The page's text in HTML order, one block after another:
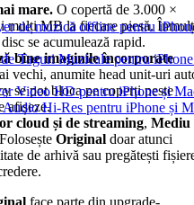
de muzică offline pentru
Taguri Muzicale pentru
Video HD pentru iPhone și
Hi-Res pentru iPhone și
mare. O copertă de 3.000 ×
mulți MB la fiecare piesă.
se acumulează rapid.
bine imaginile încorporate
vechi, anumite head unit-uri
se pot bloca pe coperți peste
afișeze.
cloud și de streaming, Mediu
Original doar atunci
de arhivă sau pregătești
face parte din upgrade-